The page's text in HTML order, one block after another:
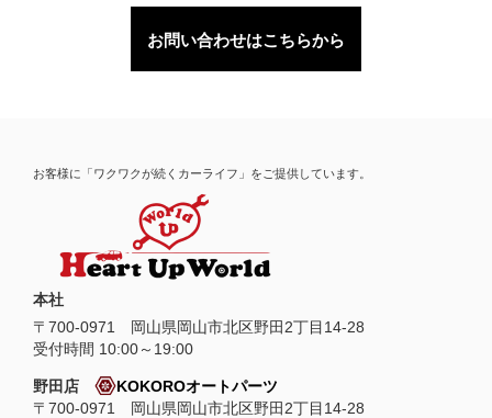
お問い合わせはこちらから
お客様に「ワクワクが続くカーライフ」をご提供しています。
本社
〒 700-0971 岡山県岡山市北区野田2丁目14-28
受付時間 10:00～19:00
野田店
KOKOROオートパーツ
〒700-0971 岡山県岡山市北区野田2丁目14-28